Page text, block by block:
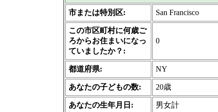
市または特別区: San Francisco
この市区町村に何歳ご
ろからお住まいになっ
ていましたか？:
0
都道府県: NY
あなたの子どもの数: 20歳
あなたの生年月日:
男女計